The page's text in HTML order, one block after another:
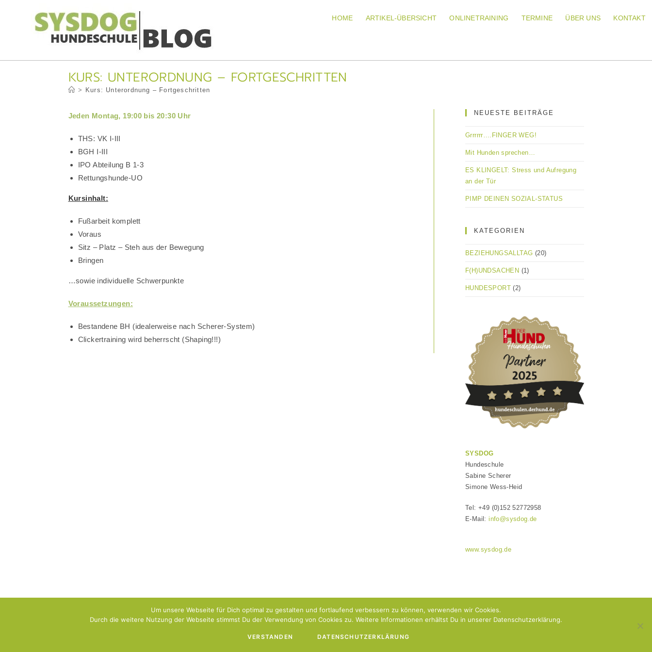
HOME ARTIKEL-ÜBERSICHT ONLINETRAINING TERMINE ÜBER UNS KONTAKT
KURS: UNTERORDNUNG – FORTGESCHRITTEN
> Kurs: Unterordnung – Fortgeschritten
Jeden Montag, 19:00 bis 20:30 Uhr
THS: VK I-III
BGH I-III
IPO Abteilung B 1-3
Rettungshunde-UO
Kursinhalt:
Fußarbeit komplett
Voraus
Sitz – Platz – Steh aus der Bewegung
Bringen
…sowie individuelle Schwerpunkte
Voraussetzungen:
Bestandene BH (idealerweise nach Scherer-System)
Clickertraining wird beherrscht (Shaping!!!)
NEUESTE BEITRÄGE
Grrrrrr….FINGER WEG!
Mit Hunden sprechen…
ES KLINGELT: Stress und Aufregung
an der Tür
PIMP DEINEN SOZIAL-STATUS
KATEGORIEN
BEZIEHUNGSALLTAG (20)
F(H)UNDSACHEN (1)
HUNDESPORT (2)
SYSDOG
Hundeschule
Sabine Scherer
Simone Wess-Heid
Tel: +49 (0)152 52772958
E-Mail:info@sysdog.de
www.sysdog.de
Impressum Datenschutzerklärung & AGB
Um unsere Webseite für Dich optimal zu gestalten und fortlaufend verbessern zu können, verwenden wir Cookies.
Durch die weitere Nutzung der Webseite stimmst Du der Verwendung von Cookies zu. Weitere Informationen erhältst Du in unserer Datenschutzerklärung.
VERSTANDEN DATENSCHUTZERKLÄRUNG